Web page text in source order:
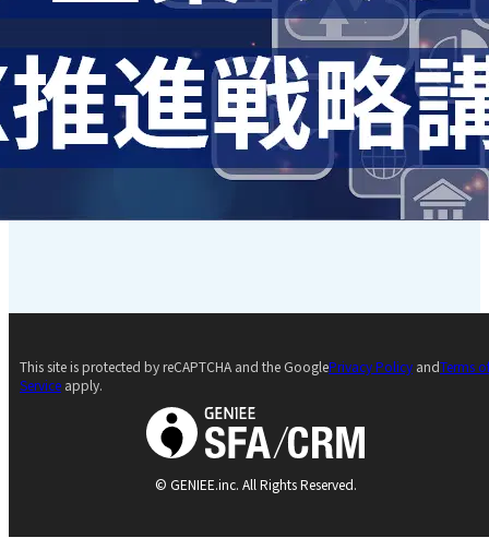
© GENIEE.inc. All Rights Reserved.
This site is protected by reCAPTCHA and the GooglePrivacy Policy andTerms
Service apply.